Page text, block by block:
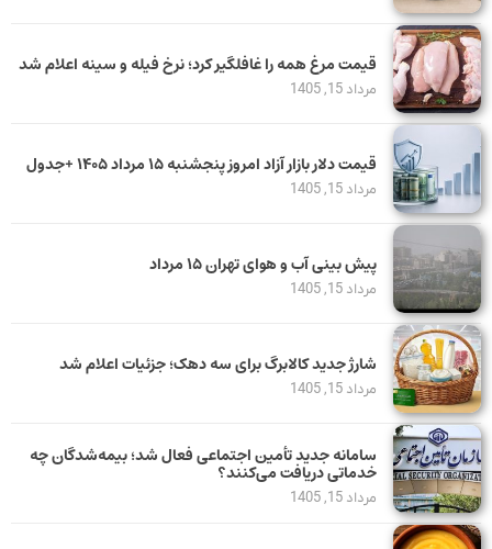
قیمت مرغ همه را غافلگیر کرد؛ نرخ فیله و سینه اعلام شد
مرداد 15, 1405
قیمت دلار بازار آزاد امروز پنجشنبه ۱۵ مرداد ۱۴۰۵ +جدول
مرداد 15, 1405
پیش بینی آب و هوای تهران ۱۵ مرداد
مرداد 15, 1405
شارژ جدید کالابرگ برای سه دهک؛ جزئیات اعلام شد
مرداد 15, 1405
سامانه جدید تأمین اجتماعی فعال شد؛ بیمه‌شدگان چه
خدماتی دریافت می‌کنند؟
مرداد 15, 1405